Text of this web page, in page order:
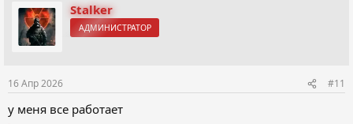
Stalker
АДМИНИСТРАТОР
16 Апр 2026 #11
у меня все работает